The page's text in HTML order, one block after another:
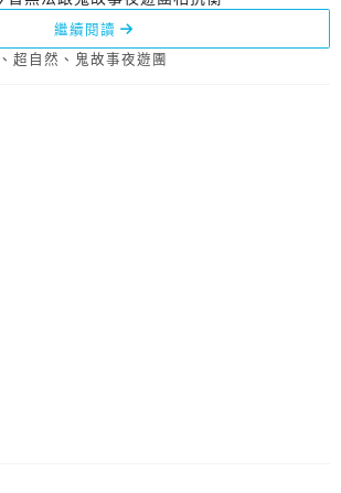
繼續閱讀
、 超自然 、 鬼故事夜遊團